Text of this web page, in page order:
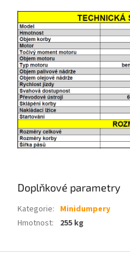
Doplňkové parametry
Kategorie: Minidumpery
Hmotnost: 255 kg